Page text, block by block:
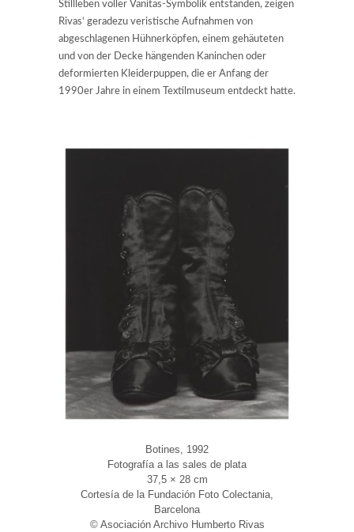
Stillleben voller Vanitas-Symbolik entstanden, zeigen
Rivas‘ geradezu veristische Aufnahmen von
abgeschlagenen Hühnerköpfen, einem gehäuteten
und von der Decke hängenden Kaninchen oder
deformierten Kleiderpuppen, die er Anfang der
1990er Jahre in einem Textilmuseum entdeckt hatte.
Botines, 1992
Fotografía a las sales de plata
37,5 × 28 cm
Cortesía de la Fundación Foto Colectania,
Barcelona
© Asociación Archivo Humberto Rivas